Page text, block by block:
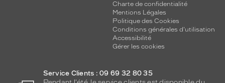
Charte de confidentialité
Mentions Légales
Politique des Cookies
Conditions générales d'utilisation
Accessibilité
Gérer les cookies
Service Clients : 09 69 32 80 35